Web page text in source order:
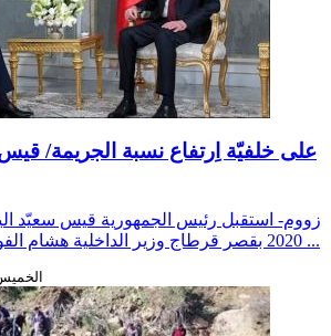
على خلفيّة اِرتفاع نسبة الجريمة/
2020 بقصر قرطاج وزير الداخلية هشام الفوراتي. وتمحور اللقاء ح ...
الخميس، 23 جانفي،